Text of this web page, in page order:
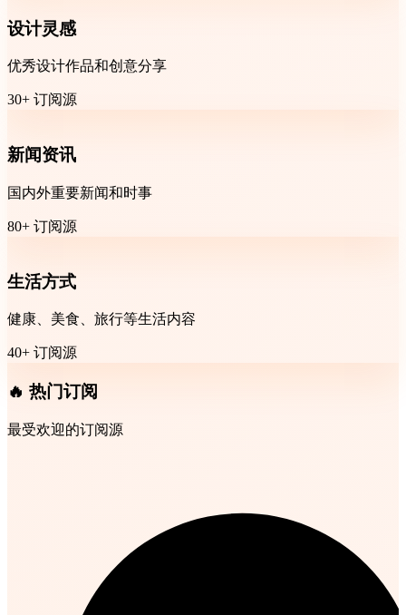
设计灵感
优秀设计作品和创意分享
30+ 订阅源
新闻资讯
国内外重要新闻和时事
80+ 订阅源
生活方式
健康、美食、旅行等生活内容
40+ 订阅源
🔥 热门订阅
最受欢迎的订阅源